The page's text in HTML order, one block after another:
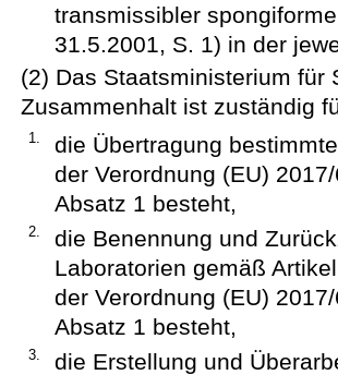
transmissibler
31.5.2001, S. 1) in der
(2) Das Staatsministerium
Zusammenhalt ist zuständig
1.
die Übertragung
der Verordnung (EU)
Absatz 1 besteht,
2.
die Benennung und
Laboratorien gemäß
der Verordnung (EU)
Absatz 1 besteht,
3.
die Erstellung und